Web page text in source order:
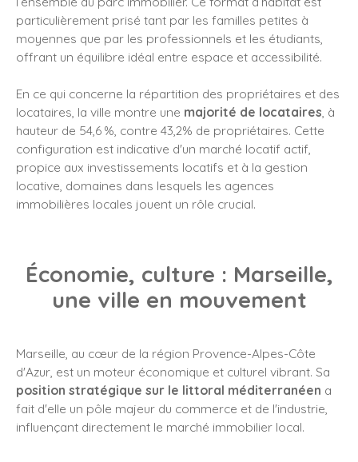
particulièrement prisé tant par les familles petites à
moyennes que par les professionnels et les étudiants,
offrant un équilibre idéal entre espace et accessibilité.
En ce qui concerne la répartition des propriétaires et des
locataires, la ville montre une majorité de locataires , à
hauteur de 54,6 %, contre 43,2% de propriétaires. Cette
configuration est indicative d'un marché locatif actif,
propice aux investissements locatifs et à la gestion
locative, domaines dans lesquels les agences
immobilières locales jouent un rôle crucial.
Économie, culture : Marseille,
une ville en mouvement
Marseille, au cœur de la région Provence-Alpes-Côte
d'Azur, est un moteur économique et culturel vibrant. Sa
position stratégique sur le littoral méditerranéen a
fait d'elle un pôle majeur du commerce et de l'industrie,
influençant directement le marché immobilier local.